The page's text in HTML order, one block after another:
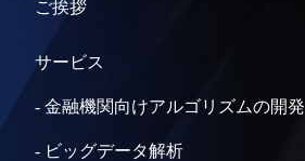
ご挨拶
サービス
-金融機関向けアルゴリズムの開発
- ビッグデータ解析